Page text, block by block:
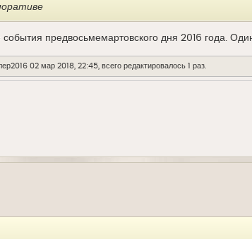
предвосьмемартовского дня 2016 года.
02 мар 2018, 22:45, всего редактировалось 1 раз.